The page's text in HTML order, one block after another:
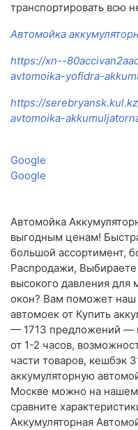
транспортировать всю
Автомойка
https://xn--
avtomoika-yofidra-
https://
avtomoika-
Google
Google
Автомойка
выгодным ценам!
большой ассортимент,
Распродажи,
высокого давления
окон? Вам поможет наш
автомоек от Купить
— 1713 предложений —
от 1-2 часов,
части товаров, кешбэк
аккумуляторную
Москве можно на нашем
сравните
Аккумуляторная